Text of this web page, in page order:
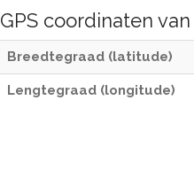
GPS coordinaten van
Breedtegraad (latitude)
Lengtegraad (longitude)